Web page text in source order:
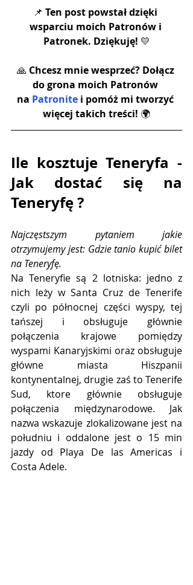
📌 Ten post powstał dzięki
wsparciu moich Patronów i
Patronek. Dziękuję! 💛
🙏 Chcesz mnie wesprzeć? Dołącz
do grona moich Patronów
na Patronite i pomóż mi tworzyć
więcej takich treści! 🌍
Ile kosztuje Teneryfa -
Jak dostać się na
Teneryfę ?
Najczęstszym pytaniem jakie
otrzymujemy jest: Gdzie tanio kupić bilet
na Teneryfę.
Na Teneryfie są 2 lotniska: jedno z
nich leży w Santa Cruz de Tenerife
czyli po północnej części wyspy, tej
tańszej i obsługuje głównie
połączenia krajowe pomiędzy
wyspami Kanaryjskimi oraz obsługuje
główne miasta Hiszpanii
kontynentalnej, drugie zaś to Tenerife
Sud, ktore głównie obsługuje
połączenia międzynarodowe. Jak
nazwa wskazuje zlokalizowane jest na
południu i oddalone jest o 15 min
jazdy od Playa De las Americas i
Costa Adele.